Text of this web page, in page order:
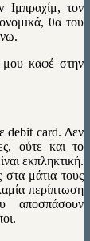
Ιμπραχίμ, τον
θα του
καφέ στην
debit card. Δεν
ούτε και το
εκπληκτική.
στα μάτια τους
περίπτωση
αποσπάσουν